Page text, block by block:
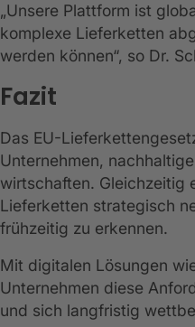
„Unsere Plattform ist
komplexe Lieferketten
werden können“, so Dr.
Fazit
Das EU-
Unternehmen,
wirtschaften. Gleichzeitig
Lieferketten strategisch
frühzeitig zu erkennen.
Mit digitalen Lösungen
Unternehmen diese
und sich langfristig